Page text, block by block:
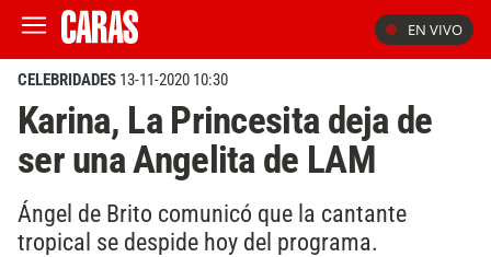
EN VIVO
CELEBRIDADES 13-11-2020 10:30
Karina, La Princesita deja de
ser una Angelita de LAM
Ángel de Brito comunicó que la cantante
tropical se despide hoy del programa.